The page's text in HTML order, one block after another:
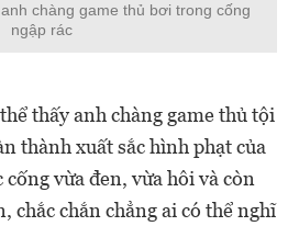
chàng game thủ bơi trong cống
ngập rác
thấy anh chàng game thủ tội
thành xuất sắc hình phạt của
vừa đen, vừa hôi và còn
chắc chắn chẳng ai có thể nghĩ